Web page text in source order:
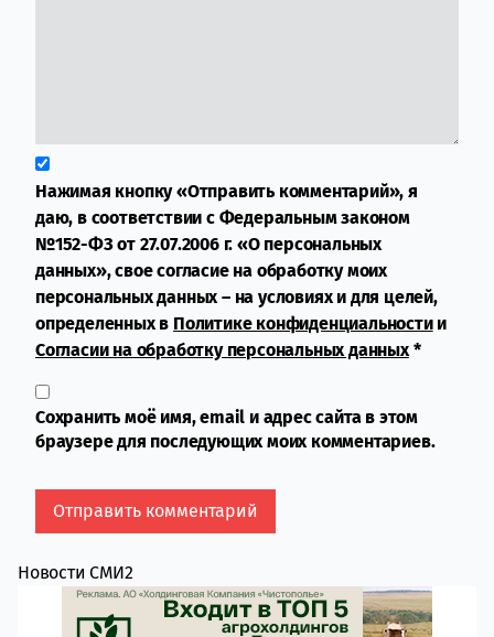
Нажимая кнопку «Отправить комментарий», я
даю, в соответствии с Федеральным законом
№152-ФЗ от 27.07.2006 г. «О персональных
данных», свое согласие на обработку моих
персональных данных – на условиях и для целей,
определенных в Политике конфиденциальностии
Согласии на обработку персональных данных*
Сохранить моё имя, email и адрес сайта в этом
браузере для последующих моих комментариев.
Новости СМИ2